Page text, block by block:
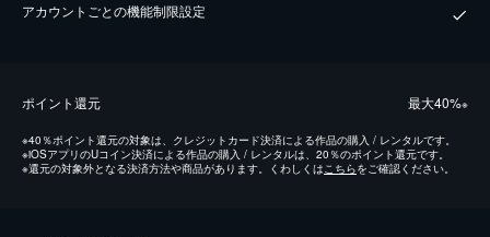
アカウントごとの機能制限設定
ポイント還元 最⼤40%※
※40％ポイント還元の対象は、クレジットカード決済による作品の購入 / レンタルです。
※iOSアプリのUコイン決済による作品の購入 / レンタルは、20％のポイント還元です。
※還元の対象外となる決済方法や商品があります。くわしくはこちらをご確認ください。